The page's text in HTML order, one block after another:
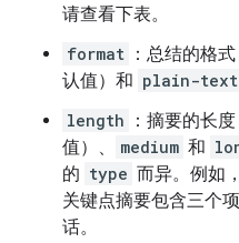
请查看下表。
format ：总结的格
认值）和 plain-text
length ：摘要的长
值）、
medium 和
的 type 而异。例如
关键点摘要包含三个
话。